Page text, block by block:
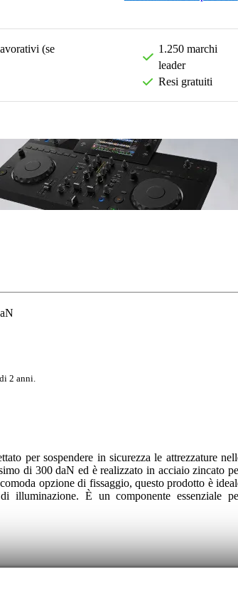
(se
1.250 marchi
leader
Resi gratuiti
2 anni.
per sospendere in sicurezza le attrezzature
di 300 daN ed è realizzato in acciaio zincato
opzione di fissaggio, questo prodotto è
È un componente essenziale